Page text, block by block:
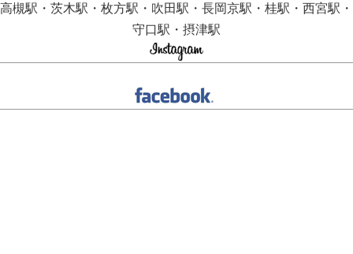
高槻駅・茨木駅・枚方駅・吹田駅・長岡京駅・桂駅・西宮駅・
守口駅・摂津駅